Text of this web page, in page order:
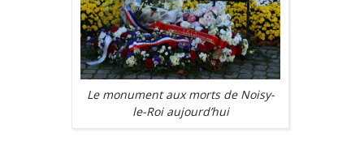
Le monument aux morts de Noisy-
le-Roi aujourd’hui